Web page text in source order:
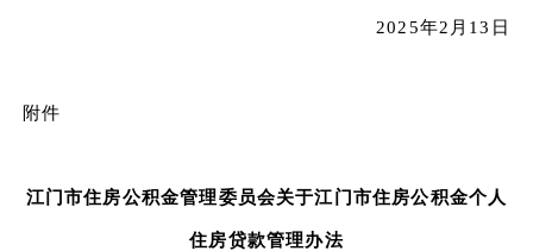
2025年2月13日
附件
江门市住房公积金管理委员会关于江门市住房公积金个人
住房贷款管理办法